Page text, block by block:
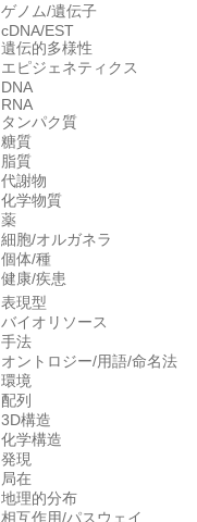
ゲノム/遺伝子
cDNA/EST
遺伝的多様性
エピジェネティクス
DNA
RNA
タンパク質
糖質
脂質
代謝物
化学物質
薬
細胞/オルガネラ
個体/種
健康/疾患
表現型
バイオリソース
手法
オントロジー/用語/命名法
環境
配列
3D構造
化学構造
発現
局在
地理的分布
相互作用/パスウェイ